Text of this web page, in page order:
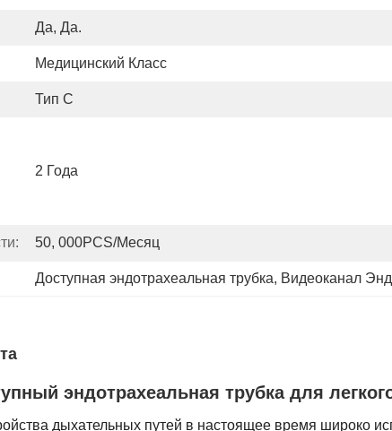
Да, Да.
Медицинский Класс
Тип С
2 Года
50, 000PCS/месяц
Доступная эндотрахеальная трубка, Видеоканал
эндотрахеальная трубка для
дыхательных путей в настоящее время широко